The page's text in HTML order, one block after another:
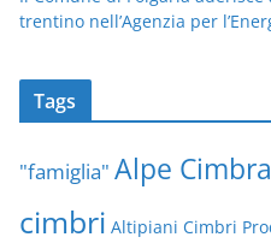
trentino nell’Agenzia per
Tags
"famiglia" Alpe Cimbra
cimbri Altipiani Cimbri